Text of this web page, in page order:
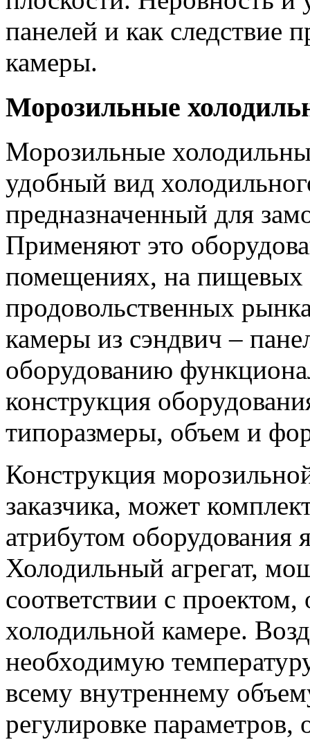
панелей и как следствие
камеры.
Морозильные
Морозильные
удобный вид
предназначенный для
Применяют это
помещениях, на пищевых
продовольственных
камеры из сэндвич –
оборудованию
конструкция
типоразмеры, объем и
Конструкция
заказчика, может
атрибутом оборудования
Холодильный агрегат,
соответствии с
холодильной камере.
необходимую
всему внутреннему
регулировке параметров,